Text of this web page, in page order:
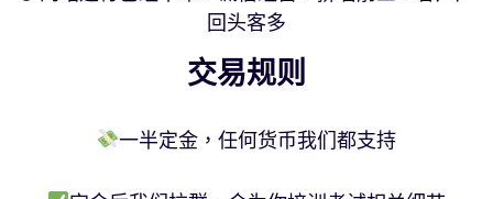
回头客多
交易规则
一半定金，任何货币我们都支持